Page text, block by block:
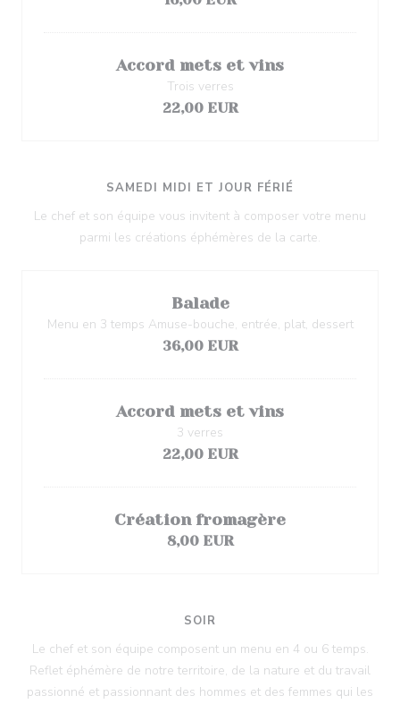
Accord mets et vins
Trois verres
22,00 EUR
SAMEDI MIDI ET JOUR FÉRIÉ
Le chef et son équipe vous invitent à composer votre menu
parmi les créations éphémères de la carte.
Balade
Menu en 3 temps Amuse-bouche, entrée, plat, dessert
36,00 EUR
Accord mets et vins
3 verres
22,00 EUR
Création fromagère
8,00 EUR
SOIR
Le chef et son équipe composent un menu en 4 ou 6 temps.
Reflet éphémère de notre territoire, de la nature et du travail
passionné et passionnant des hommes et des femmes qui les